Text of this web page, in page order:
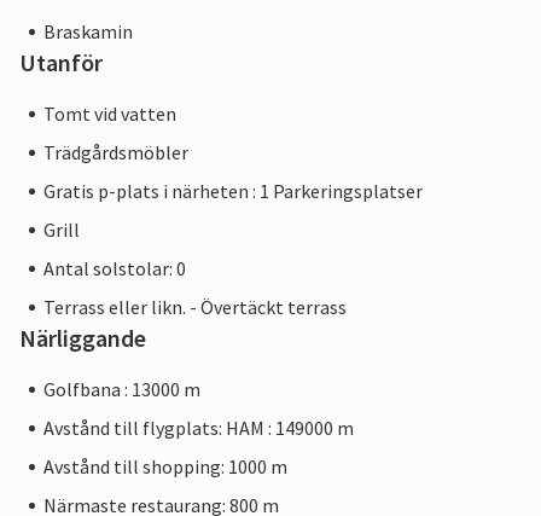
Braskamin
Utanför
Tomt vid vatten
Trädgårdsmöbler
Gratis p-plats i närheten : 1 Parkeringsplatser
Grill
Antal solstolar: 0
Terrass eller likn. - Övertäckt terrass
Närliggande
Golfbana : 13000 m
Avstånd till flygplats: HAM : 149000 m
Avstånd till shopping: 1000 m
Närmaste restaurang: 800 m